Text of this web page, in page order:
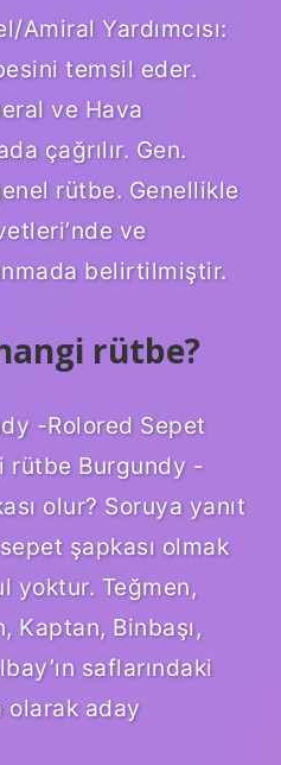
Amiral Yardımcısı:
temsil eder.
ve Hava
çağrılır. Gen.
rütbe. Genellikle
ve
belirtilmiştir.
rütbe?
-Rolored Sepet
rütbe Burgundy -
olur? Soruya yanıt
şapkası olmak
yoktur. Teğmen,
Kaptan, Binbaşı,
saflarındaki
olarak aday